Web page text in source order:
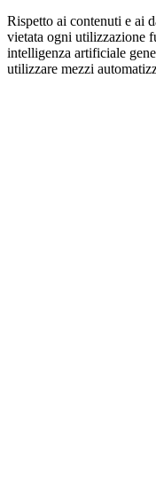
Rispetto ai contenuti e ai
vietata ogni utilizzazione
intelligenza artificiale
utilizzare mezzi